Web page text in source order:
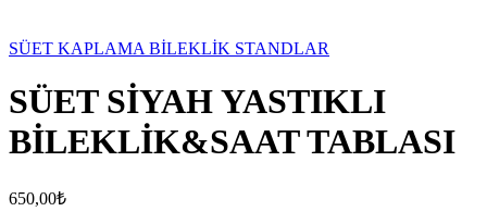
SÜET KAPLAMA BİLEKLİK STANDLAR
SÜET SİYAH YASTIKLI
BİLEKLİK&SAAT TABLASI
650,00₺